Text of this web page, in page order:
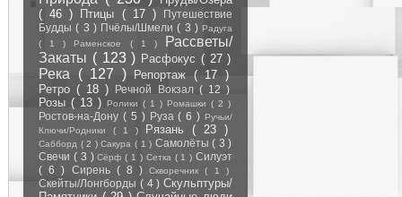
( 46 )
Птицы ( 17 )
Путешествие
Будды( 3 ) Пчёлы/Шмели( 3 ) Радуга
( 1 ) Раменское ( 1 )
Рассветы/
Закаты ( 123 ) Расфокус ( 27 )
Река ( 127 ) Репортаж ( 17 )
Ретро( 18 ) Речной Вокзал ( 12 )
Розы ( 13 ) Ролики ( 1 ) Ромашки ( 2 )
Ростов-на-Дону ( 5 ) Руза( 6 ) Ручьи/
Ключи/Родники ( 1 ) Рязань ( 23 )
Сабборд ( 2 )Сакура ( 1 ) Самолёты( 3 )
Свечи ( 3 )Сёрф( 1 ) Сетка ( 1 )Силуэт
( 6 ) Сирень ( 8 )Скворечник( 1 )
Скейты/Лонгборды ( 4 ) Скульптуры/